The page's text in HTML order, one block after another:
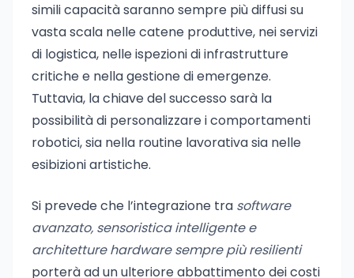
simili capacità saranno sempre più diffusi su
vasta scala nelle catene produttive, nei servizi
di logistica, nelle ispezioni di infrastrutture
critiche e nella gestione di emergenze.
Tuttavia, la chiave del successo sarà la
possibilità di personalizzare i comportamenti
robotici, sia nella routine lavorativa sia nelle
esibizioni artistiche.
Si prevede che l’integrazione tra software
avanzato, sensoristica intelligente e
architetture hardware sempre più resilienti
porterà ad un ulteriore abbattimento dei costi